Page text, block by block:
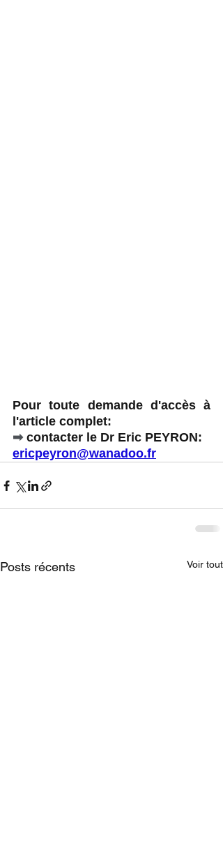
Pour toute demande d'accès à
l'article complet:
➡ contacter le Dr Eric PEYRON:
ericpeyron@wanadoo.fr
Posts récents Voir tout